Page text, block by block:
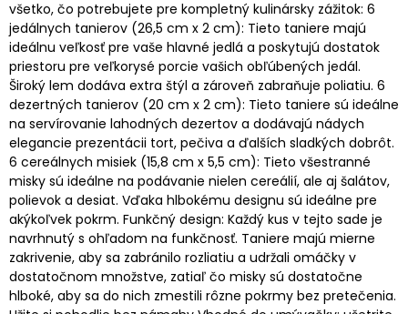
všetko, čo potrebujete pre kompletný kulinársky zážitok: 6
jedálnych tanierov (26,5 cm x 2 cm): Tieto taniere majú
ideálnu veľkosť pre vaše hlavné jedlá a poskytujú dostatok
priestoru pre veľkorysé porcie vašich obľúbených jedál.
Široký lem dodáva extra štýl a zároveň zabraňuje poliatiu. 6
dezertných tanierov (20 cm x 2 cm): Tieto taniere sú ideálne
na servírovanie lahodných dezertov a dodávajú nádych
elegancie prezentácii tort, pečiva a ďalších sladkých dobrôt.
6 cereálnych misiek (15,8 cm x 5,5 cm): Tieto všestranné
misky sú ideálne na podávanie nielen cereálií, ale aj šalátov,
polievok a desiat. Vďaka hlbokému designu sú ideálne pre
akýkoľvek pokrm. Funkčný design: Každý kus v tejto sade je
navrhnutý s ohľadom na funkčnosť. Taniere majú mierne
zakrivenie, aby sa zabránilo rozliatiu a udržali omáčky v
dostatočnom množstve, zatiaľ čo misky sú dostatočne
hlboké, aby sa do nich zmestili rôzne pokrmy bez pretečenia.